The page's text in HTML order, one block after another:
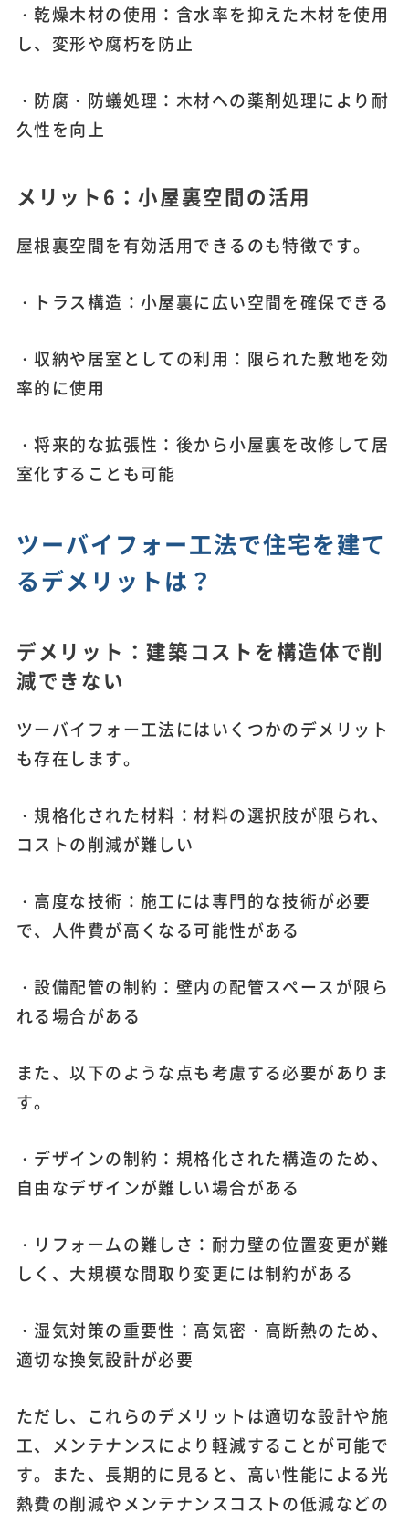
・乾燥木材の使用：含水率を抑えた木材を使用
し、変形や腐朽を防止
・防腐・防蟻処理：木材への薬剤処理により耐
久性を向上
メリット6：小屋裏空間の活用
屋根裏空間を有効活用できるのも特徴です。
・トラス構造：小屋裏に広い空間を確保できる
・収納や居室としての利用：限られた敷地を効
率的に使用
・将来的な拡張性：後から小屋裏を改修して居
室化することも可能
ツーバイフォー工法で住宅を建て
るデメリットは？
デメリット：建築コストを構造体で削
減できない
ツーバイフォー工法にはいくつかのデメリット
も存在します。
・規格化された材料：材料の選択肢が限られ、
コストの削減が難しい
・高度な技術：施工には専門的な技術が必要
で、人件費が高くなる可能性がある
・設備配管の制約：壁内の配管スペースが限ら
れる場合がある
また、以下のような点も考慮する必要がありま
す。
・デザインの制約：規格化された構造のため、
自由なデザインが難しい場合がある
・リフォームの難しさ：耐力壁の位置変更が難
しく、大規模な間取り変更には制約がある
・湿気対策の重要性：高気密・高断熱のため、
適切な換気設計が必要
ただし、これらのデメリットは適切な設計や施
工、メンテナンスにより軽減することが可能で
す。また、長期的に見ると、高い性能による光
熱費の削減やメンテナンスコストの低減などの